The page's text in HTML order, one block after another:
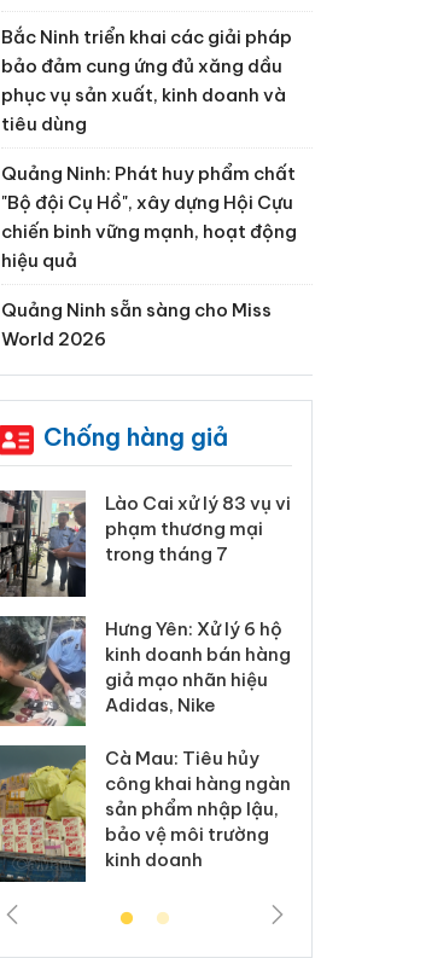
Bắc Ninh triển khai các giải pháp
bảo đảm cung ứng đủ xăng dầu
phục vụ sản xuất, kinh doanh và
tiêu dùng
Quảng Ninh: Phát huy phẩm chất
"Bộ đội Cụ Hồ", xây dựng Hội Cựu
chiến binh vững mạnh, hoạt động
hiệu quả
Quảng Ninh sẵn sàng cho Miss
World 2026
Chống hàng giả
Lào Cai xử lý 83 vụ vi
phạm thương mại
trong tháng 7
Hưng Yên: Xử lý 6 hộ
kinh doanh bán hàng
giả mạo nhãn hiệu
Adidas, Nike
Cà Mau: Tiêu hủy
công khai hàng ngàn
sản phẩm nhập lậu,
bảo vệ môi trường
kinh doanh